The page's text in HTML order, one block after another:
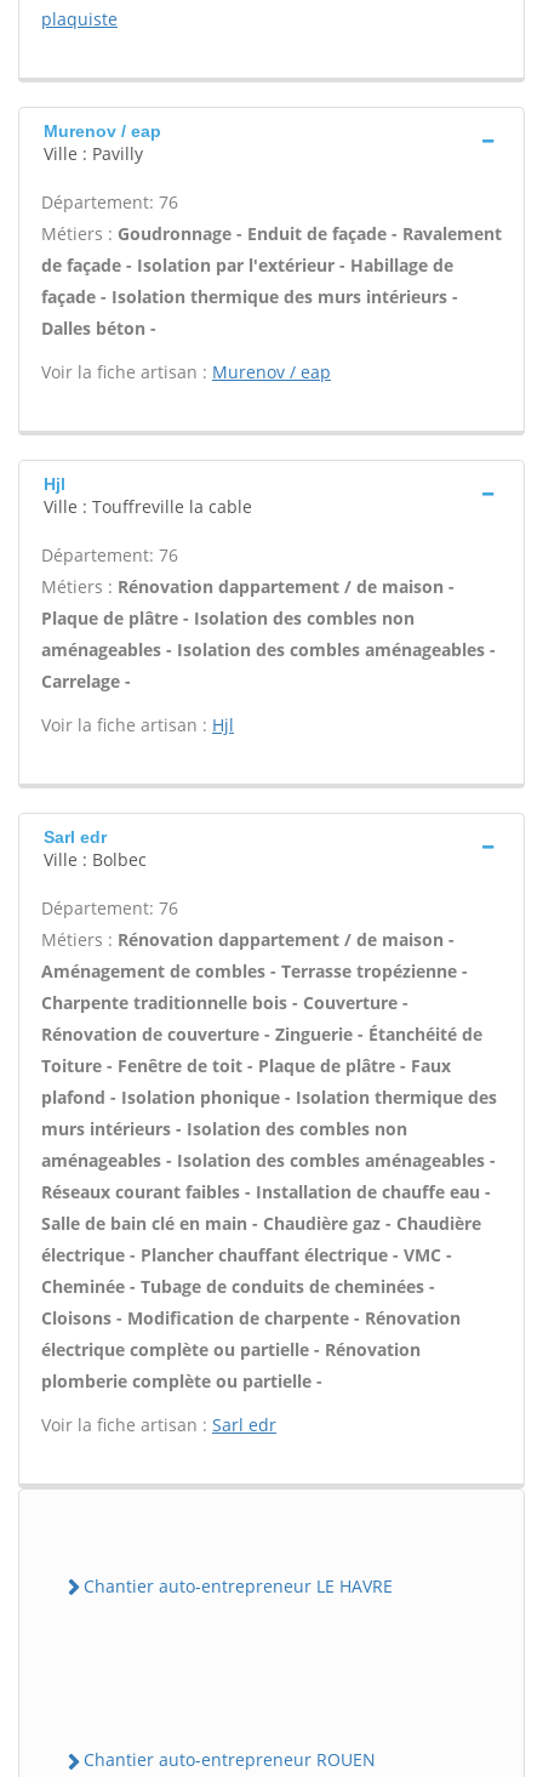
plaquiste
Murenov / eap
Ville : Pavilly
Département: 76
Métiers : Goudronnage - Enduit de façade - Ravalement
de façade - Isolation par l'extérieur - Habillage de
façade - Isolation thermique des murs intérieurs -
Dalles béton -
Voir la fiche artisan : Murenov / eap
Hjl
Ville : Touffreville la cable
Département: 76
Métiers : Rénovation dappartement / de maison -
Plaque de plâtre - Isolation des combles non
aménageables - Isolation des combles aménageables -
Carrelage -
Voir la fiche artisan : Hjl
Sarl edr
Ville : Bolbec
Département: 76
Métiers : Rénovation dappartement / de maison -
Aménagement de combles - Terrasse tropézienne -
Charpente traditionnelle bois - Couverture -
Rénovation de couverture - Zinguerie - Étanchéité de
Toiture - Fenêtre de toit - Plaque de plâtre - Faux
plafond - Isolation phonique - Isolation thermique des
murs intérieurs - Isolation des combles non
aménageables - Isolation des combles aménageables -
Réseaux courant faibles - Installation de chauffe eau -
Salle de bain clé en main - Chaudière gaz - Chaudière
électrique - Plancher chauffant électrique - VMC -
Cheminée - Tubage de conduits de cheminées -
Cloisons - Modification de charpente - Rénovation
électrique complète ou partielle - Rénovation
plomberie complète ou partielle -
Voir la fiche artisan : Sarl edr
Chantier auto-entrepreneur LE HAVRE
Chantier auto-entrepreneur ROUEN